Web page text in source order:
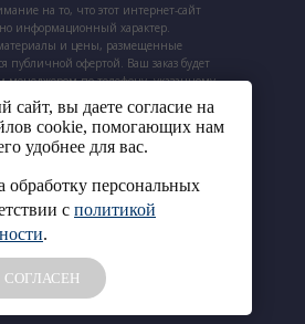
на то, что этот интернет-сайт
информационный характер.
и цены, размещенные
публичной офертой. Ваш заказ будет
по телефону, указанному
ленточных пил».
обработку
данных
Аудитория
сайт, вы даете согласие на
cookie, помогающих нам
удобнее для вас.
обработку персональных
с политикой
.
СОГЛАСЕН